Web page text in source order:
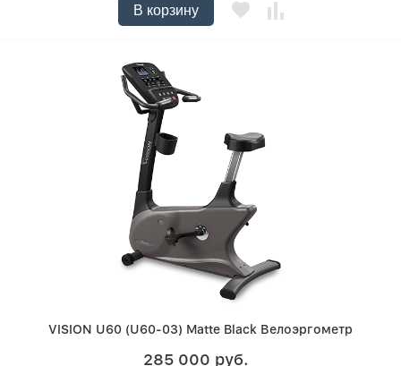
В корзину
VISION U60 (U60-03) Matte Black Велоэргометр
285 000 руб.